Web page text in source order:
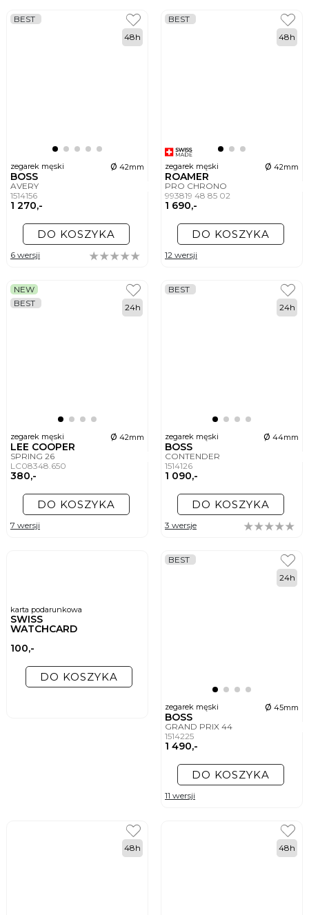
zegarek męski ø 42mm
BOSS
AVERY
1514156
1 270,-
BEST
48h
DO KOSZYKA
6 wersji
zegarek męski ø 42mm
ROAMER
PRO CHRONO
993819 48 85 02
1 690,-
BEST
48h
DO KOSZYKA
12 wersji
zegarek męski ø 42mm
LEE COOPER
SPRING 26
LC08348.650
380,-
NEW
BEST
24h
DO KOSZYKA
7 wersji
zegarek męski ø 44mm
BOSS
CONTENDER
1514126
1 090,-
BEST
24h
DO KOSZYKA
3 wersje
karta podarunkowa
SWISS
WATCHCARD
100,-
DO KOSZYKA
zegarek męski ø 45mm
BOSS
GRAND PRIX 44
1514225
1 490,-
BEST
24h
DO KOSZYKA
11 wersji
48h 48h